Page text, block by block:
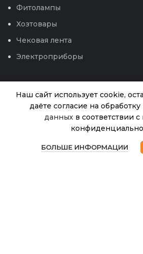
Фитолампы
Хозтовары
Чековая лента
Электроприборы
Наш сайт использует cookie,
даёте согласие на обработку
данных в соответствии
БОЛЬШЕ ИНФОРМАЦИИ
«Домашний Сундук» с
ручкой пластик (ХС)
Магазин Избранное